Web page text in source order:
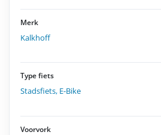
Merk
Kalkhoff
Type fiets
Stadsfiets, E-Bike
Voorvork